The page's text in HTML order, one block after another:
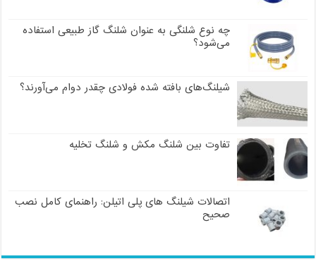
چه نوع شلنگی به عنوان شلنگ گاز طبیعی استفاده
می‌شود؟
شیلنگ‌های بافته شده فولادی چقدر دوام می‌آورند؟
تفاوت بین شلنگ مکش و شلنگ تخلیه
اتصالات شیلنگ های پلی اتیلن: راهنمای کامل نصب
صحیح